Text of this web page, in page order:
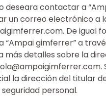
deseara contactar a
un correo electrónico a
De igual
“Ampai gimferrer” a
más detalles sobre la
la dirección del titular
personal.